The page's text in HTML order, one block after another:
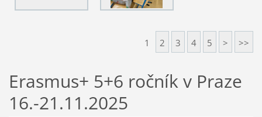
1 2 3 4 5 > >>
Erasmus+ 5+6 ročník v Praze
16.-21.11.2025